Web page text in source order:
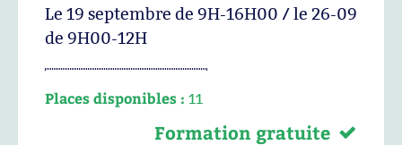
Le 19 septembre de 9H-16H00 / le 26-09
de 9H00-12H
Places disponibles : 11
Formation gratuite